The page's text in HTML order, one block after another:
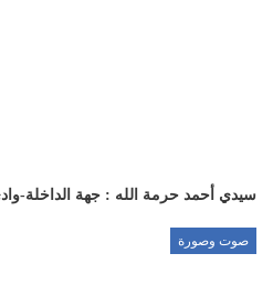
سيدي أحمد حرمة الله : جهة الداخلة-
صوت وصورة